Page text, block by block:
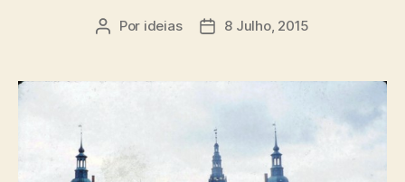
Autor
Por ideias
Data8 Julho, 2015